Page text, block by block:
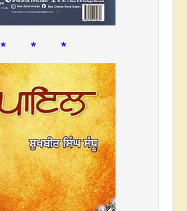
* * *